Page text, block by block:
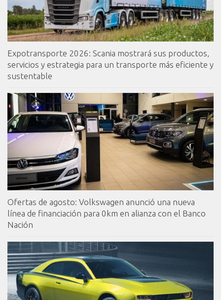
Expotransporte 2026: Scania mostrará sus productos,
servicios y estrategia para un transporte más eficiente y
sustentable
Ofertas de agosto: Volkswagen anunció una nueva
línea de financiación para 0km en alianza con el Banco
Nación